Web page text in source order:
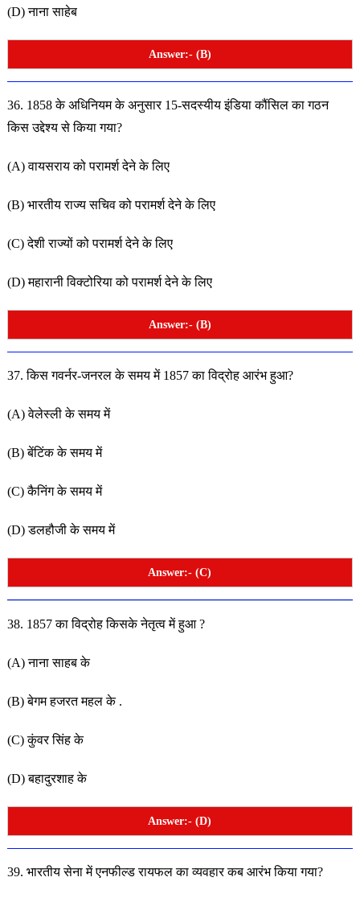
(D) नाना साहेब
Answer:- (B)
36. 1858 के अधिनियम के अनुसार 15-सदस्यीय इंडिया कौंसिल कागठन
किस उद्देश्य से किया गया?
(A) वायसराय को परामर्श देने के लिए
(B) भारतीय राज्य सचिव को परामर्श देने के लिए
(C) देशी राज्यों को परामर्श देने के लिए
(D) महारानी विक्टोरिया को परामर्श देने के लिए
Answer:- (B)
37. किस गवर्नर-जनरल के समय में 1857 का विद्रोह आरंभ हुआ?
(A) वेलेस्ली के समय में
(B) बेंटिंक के समय में
(C) कैनिंग के समय में
(D) डलहौजी के समय में
Answer:- (C)
38. 1857 का विद्रोह किसके नेतृत्व में हुआ ?
(A) नाना साहब के
(B) बेगम हजरत महल के .
(C) कुंवर सिंह के
(D) बहादुरशाह के
Answer:- (D)
39. भारतीय सेना में एनफील्ड रायफल का व्यवहार कब आरंभ कियागया?